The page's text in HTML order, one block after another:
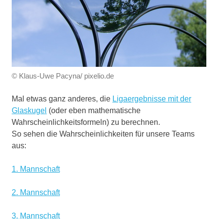
© Klaus-Uwe Pacyna/ pixelio.de
Mal etwas ganz anderes, die Ligaergebnisse mit der
Glaskugel (oder eben mathematische
Wahrscheinlichkeitsformeln) zu berechnen.
So sehen die Wahrscheinlichkeiten für unsere Teams
aus:
1. Mannschaft
2. Mannschaft
3. Mannschaft